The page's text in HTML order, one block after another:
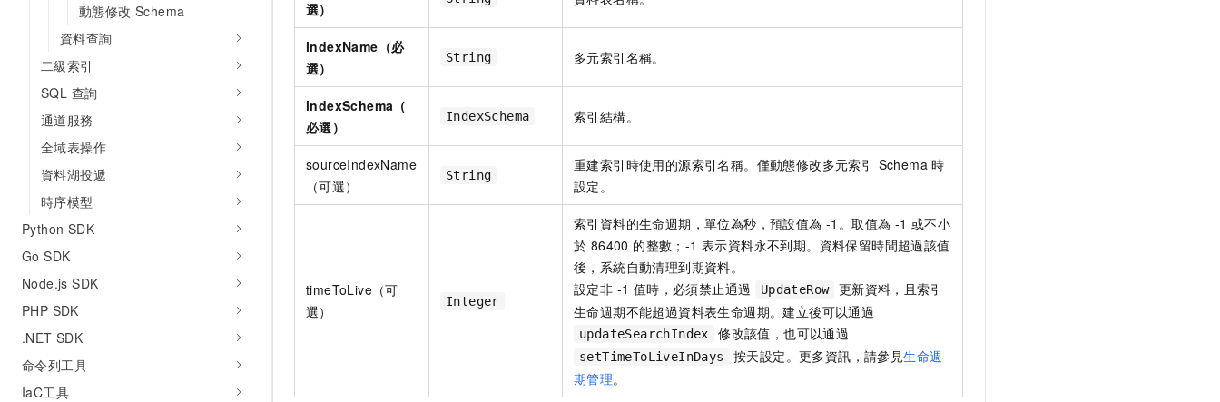
動態修改 Schema
資料查詢
二級索引
SQL 查詢
通道服務
全域表操作
資料湖投遞
時序模型
Python SDK
Go SDK
Node.js SDK
PHP SDK
.NET SDK
命令列工具
IaC工具
選）
indexName（必
選）
String 多元索引名稱。
indexSchema（
必選）
IndexSchema 索引結構。
sourceIndexName
（可選）
String
重建索引時使用的源索引名稱。僅動態修改多元索引 Schema 時
設定。
timeToLive（可
選）
Integer
索引資料的生命週期，單位為秒，預設值為 -1。取值為 -1 或不小
於 86400 的整數；-1 表示資料永不到期。資料保留時間超過該值
後，系統自動清理到期資料。
設定非 -1 值時，必須禁止通過
UpdateRow
更新資料，且索引
生命週期不能超過資料表生命週期。建立後可以通過
updateSearchIndex 修改該值，也可以通過
setTimeToLiveInDays 按天設定。更多資訊，請參見生命週
期管理。